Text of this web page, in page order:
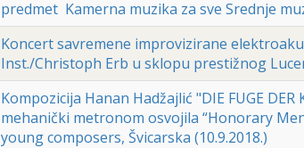
predmet Kamerna muzika za sve Srednje
Koncert savremene improvizirane
Inst./Christoph Erb u sklopu prestižnog
Kompozicija Hanan Hadžajlić "DIE FUGE
mehanički metronom osvojila “Honorary
young composers, Švicarska (10.9.2018.)